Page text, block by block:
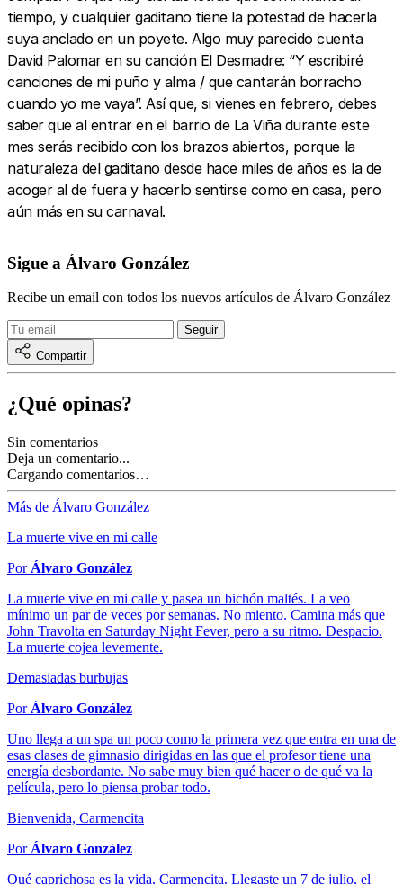
tiempo, y cualquier gaditano tiene la potestad de hacerla
suya anclado en un poyete. Algo muy parecido cuenta
David Palomar en su canción El Desmadre: “Y escribiré
canciones de mi puño y alma / que cantarán borracho
cuando yo me vaya”. Así que, si vienes en febrero, debes
saber que al entrar en el barrio de La Viña durante este
mes serás recibido con los brazos abiertos, porque la
naturaleza del gaditano desde hace miles de años es la de
acoger al de fuera y hacerlo sentirse como en casa, pero
aún más en su carnaval.
Sigue a Álvaro González
Recibe un email con todos los nuevos artículos de Álvaro González
Compartir
¿Qué opinas?
Sin comentarios
Deja un comentario...
Cargando comentarios…
Más de Álvaro González
La muerte vive en mi calle
Por Álvaro González
La muerte vive en mi calle y pasea un bichón maltés. La veo
mínimo un par de veces por semanas. No miento. Camina más que
John Travolta en Saturday Night Fever, pero a su ritmo. Despacio.
La muerte cojea levemente.
Demasiadas burbujas
Por Álvaro González
Uno llega a un spa un poco como la primera vez que entra en una de
esas clases de gimnasio dirigidas en las que el profesor tiene una
energía desbordante. No sabe muy bien qué hacer o de qué va la
película, pero lo piensa probar todo.
Bienvenida, Carmencita
Por Álvaro González
Qué caprichosa es la vida, Carmencita. Llegaste un 7 de julio, el